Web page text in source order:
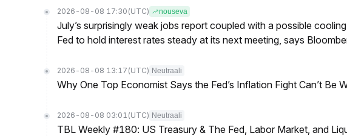
2026-08-08 17:30 (UTC) nouseva
July’s surprisingly weak jobs report coupled with a possible
Fed to hold interest rates steady at its next meeting, says
2026-08-08 13:17 (UTC) Neutraali
Why One Top Economist Says the Fed’s Inflation Fight Can’t Be
2026-08-08 03:01 (UTC) Neutraali
TBL Weekly #180: US Treasury & The Fed, Labor Market, and